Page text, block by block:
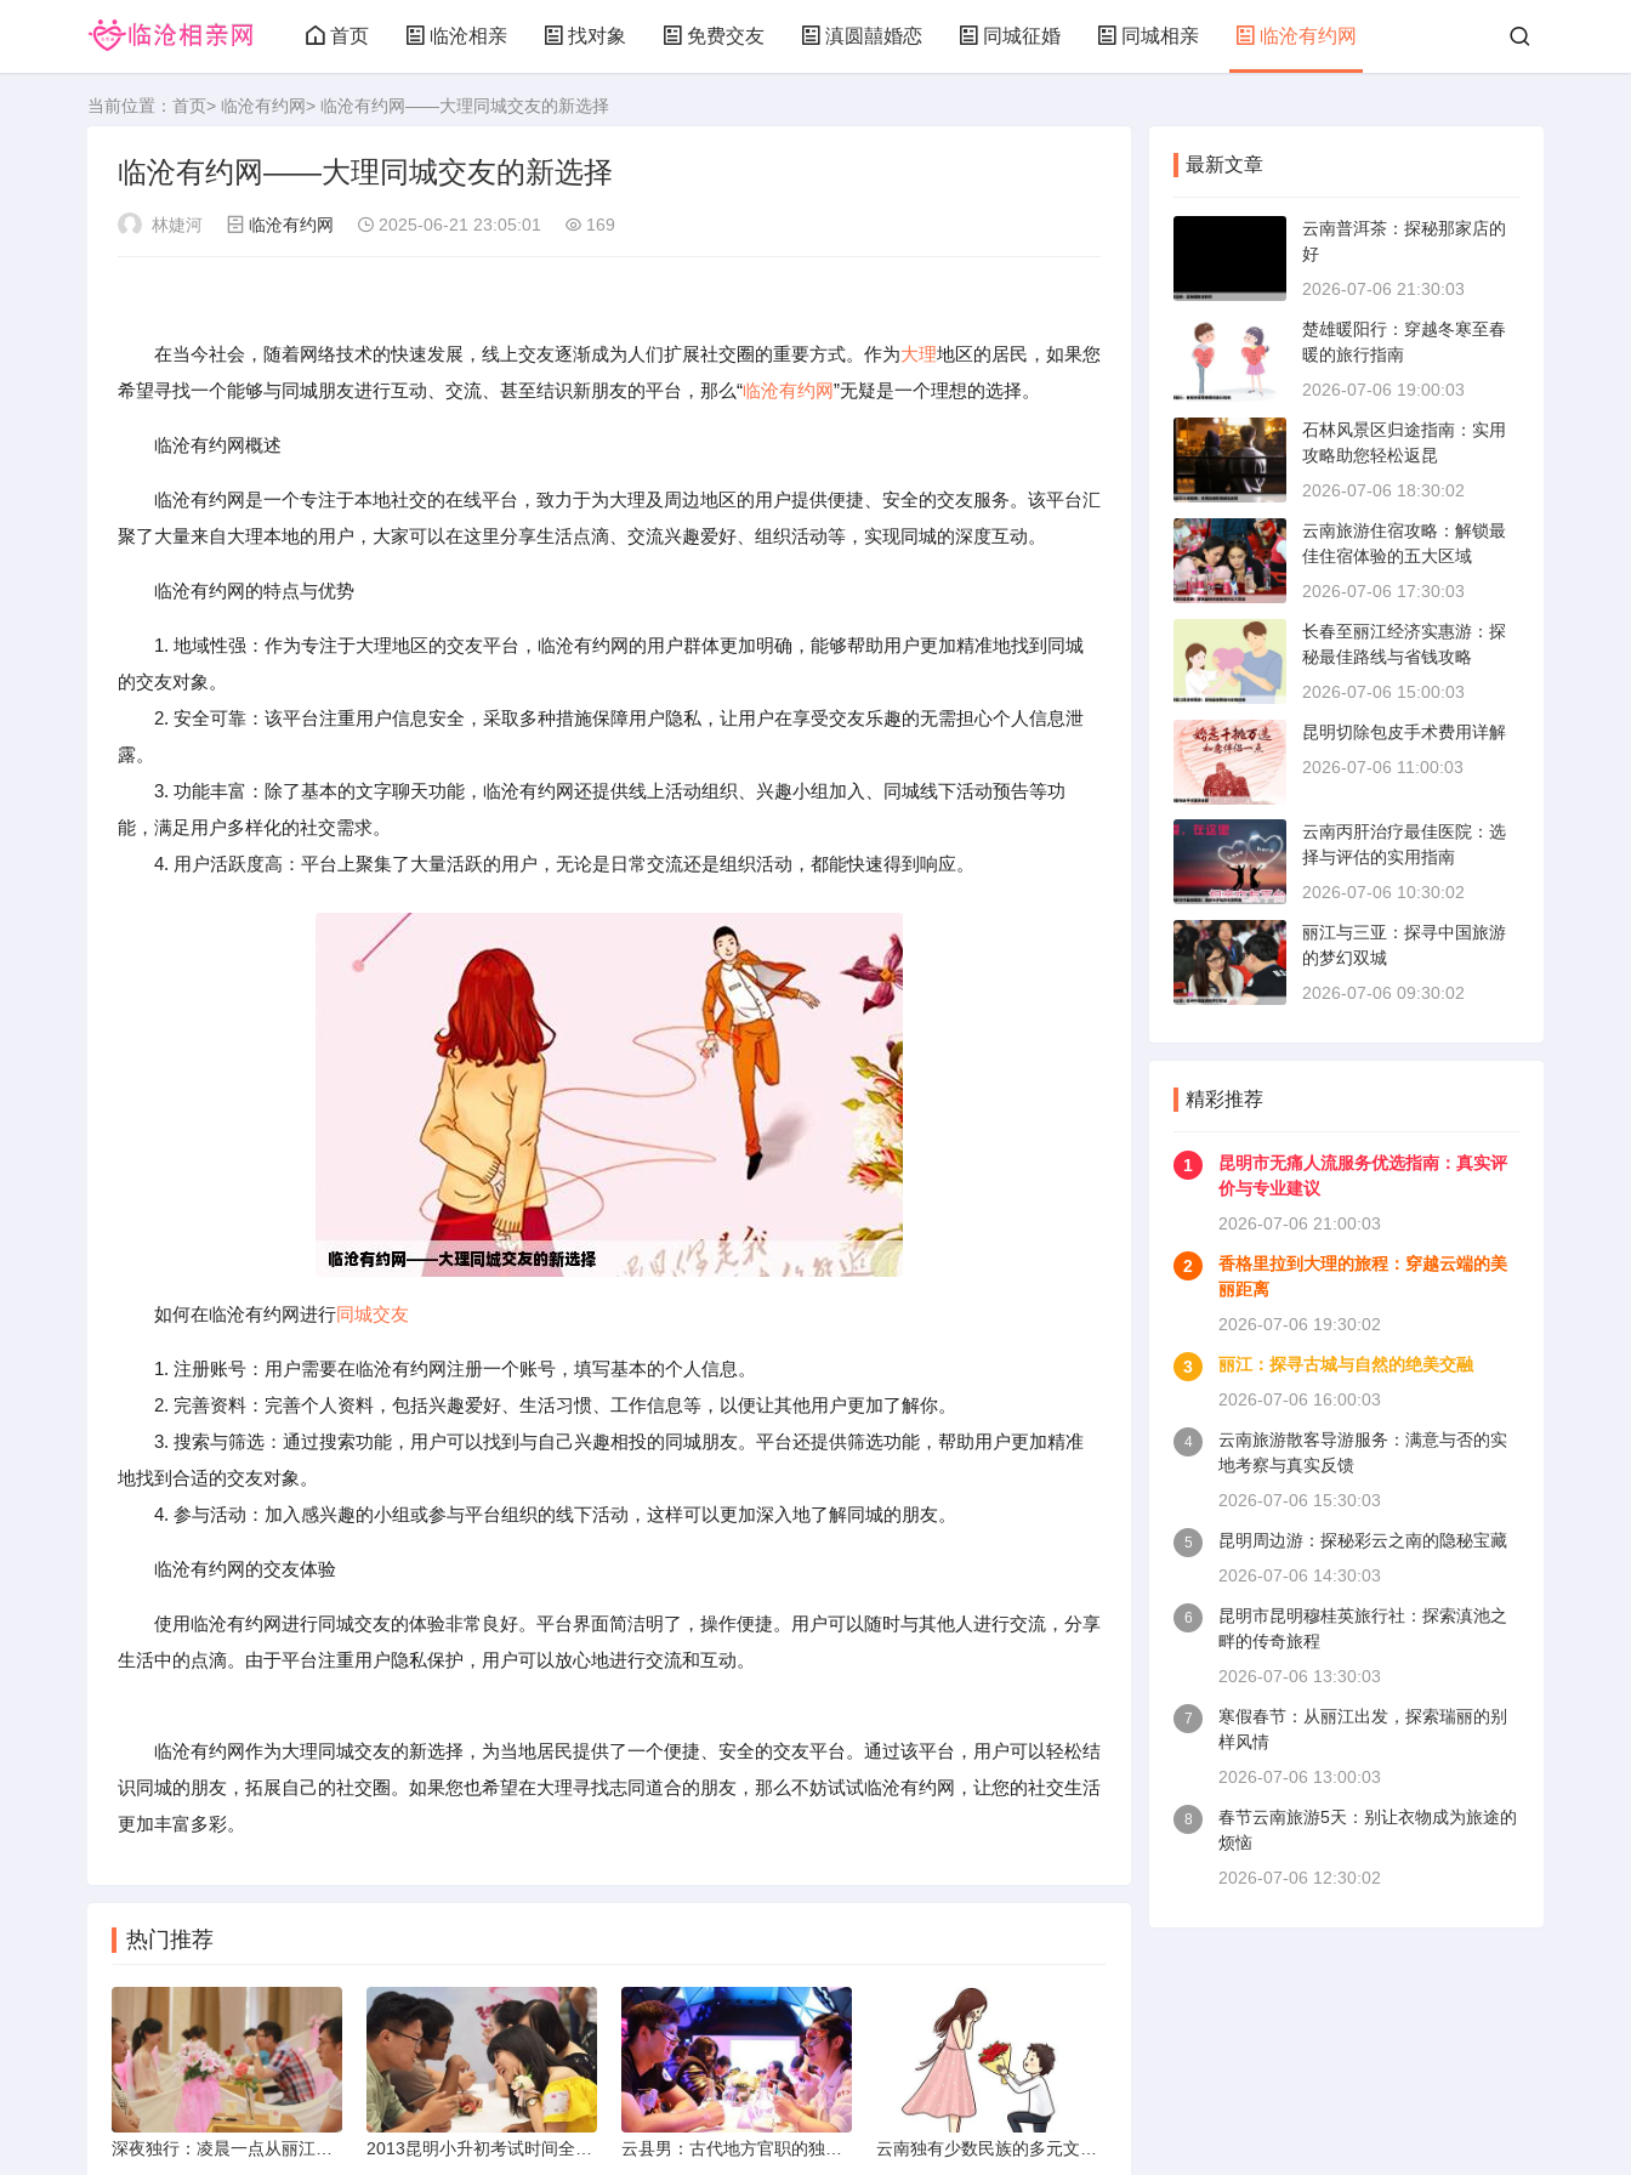
首页 临沧相亲 找对象 免费交友 滇圆囍婚恋 同城征婚 同城相亲 临沧有约网
当前位置： 首页> 临沧有约网> 临沧有约网——大理同城交友的新选择
临沧有约网——大理同城交友的新选择
林婕河 临沧有约网 2025-06-21 23:05:01 169
在当今社会，随着网络技术的快速发展，线上交友逐渐成为人们扩展社交圈的重要方式。作为大理地区的居民，如果您
希望寻找一个能够与同城朋友进行互动、交流、甚至结识新朋友的平台，那么“临沧有约网”无疑是一个理想的选择。
临沧有约网概述
临沧有约网是一个专注于本地社交的在线平台，致力于为大理及周边地区的用户提供便捷、安全的交友服务。该平台汇
聚了大量来自大理本地的用户，大家可以在这里分享生活点滴、交流兴趣爱好、组织活动等，实现同城的深度互动。
临沧有约网的特点与优势
1. 地域性强：作为专注于大理地区的交友平台，临沧有约网的用户群体更加明确，能够帮助用户更加精准地找到同城
的交友对象。
2. 安全可靠：该平台注重用户信息安全，采取多种措施保障用户隐私，让用户在享受交友乐趣的无需担心个人信息泄
露。
3. 功能丰富：除了基本的文字聊天功能，临沧有约网还提供线上活动组织、兴趣小组加入、同城线下活动预告等功
能，满足用户多样化的社交需求。
4. 用户活跃度高：平台上聚集了大量活跃的用户，无论是日常交流还是组织活动，都能快速得到响应。
如何在临沧有约网进行同城交友
1. 注册账号：用户需要在临沧有约网注册一个账号，填写基本的个人信息。
2. 完善资料：完善个人资料，包括兴趣爱好、生活习惯、工作信息等，以便让其他用户更加了解你。
3. 搜索与筛选：通过搜索功能，用户可以找到与自己兴趣相投的同城朋友。平台还提供筛选功能，帮助用户更加精准
地找到合适的交友对象。
4. 参与活动：加入感兴趣的小组或参与平台组织的线下活动，这样可以更加深入地了解同城的朋友。
临沧有约网的交友体验
使用临沧有约网进行同城交友的体验非常良好。平台界面简洁明了，操作便捷。用户可以随时与其他人进行交流，分享
生活中的点滴。由于平台注重用户隐私保护，用户可以放心地进行交流和互动。
临沧有约网作为大理同城交友的新选择，为当地居民提供了一个便捷、安全的交友平台。通过该平台，用户可以轻松结
识同城的朋友，拓展自己的社交圈。如果您也希望在大理寻找志同道合的朋友，那么不妨试试临沧有约网，让您的社交生活
更加丰富多彩。
热门推荐
最新文章
云南普洱茶：探秘那家店的
好
2026-07-06 21:30:03
楚雄暖阳行：穿越冬寒至春
暖的旅行指南
2026-07-06 19:00:03
石林风景区归途指南：实用
攻略助您轻松返昆
2026-07-06 18:30:02
云南旅游住宿攻略：解锁最
佳住宿体验的五大区域
2026-07-06 17:30:03
长春至丽江经济实惠游：探
秘最佳路线与省钱攻略
2026-07-06 15:00:03
昆明切除包皮手术费用详解
2026-07-06 11:00:03
云南丙肝治疗最佳医院：选
择与评估的实用指南
2026-07-06 10:30:02
丽江与三亚：探寻中国旅游
的梦幻双城
2026-07-06 09:30:02
精彩推荐
1
昆明市无痛人流服务优选指南：真实评
价与专业建议
2026-07-06 21:00:03
2
香格里拉到大理的旅程：穿越云端的美
丽距离
2026-07-06 19:30:02
3
丽江：探寻古城与自然的绝美交融
2026-07-06 16:00:03
4
云南旅游散客导游服务：满意与否的实
地考察与真实反馈
2026-07-06 15:30:03
5
昆明周边游：探秘彩云之南的隐秘宝藏
2026-07-06 14:30:03
6
昆明市昆明穆桂英旅行社：探索滇池之
畔的传奇旅程
2026-07-06 13:30:03
7
寒假春节：从丽江出发，探索瑞丽的别
样风情
2026-07-06 13:00:03
8
春节云南旅游5天：别让衣物成为旅途的
烦恼
2026-07-06 12:30:02